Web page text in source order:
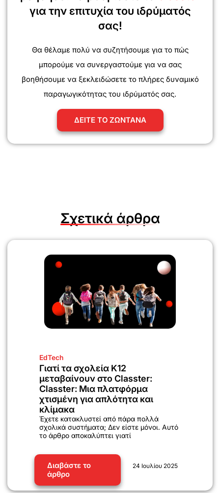
για την επιτυχία του ιδρύματός
σας!
Θα θέλαμε πολύ να συζητήσουμε για το πώς
μπορούμε να συνεργαστούμε για να σας
βοηθήσουμε να ξεκλειδώσετε το πλήρες δυναμικό
παραγωγικότητας του ιδρύματός σας.
ΔΕΙΤΕ ΤΟ ΖΩΝΤΑΝΑ
Σχετικά άρθρα
EdTech
Γιατί τα σχολεία K12
μεταβαίνουν στο Classter:
Classter: Μια πλατφόρμα
χτισμένη για απλότητα και
κλίμακα
Έχετε κατακλυστεί από πάρα πολλά
σχολικά συστήματα; Δεν είστε μόνοι. Αυτό
το άρθρο αποκαλύπτει γιατί
Διαβάστε το
άρθρο
24 Ιουλίου 2025